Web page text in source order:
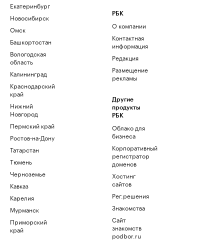
Екатеринбург
Новосибирск
Омск
Башкортостан
Вологодская
область
Калининград
Краснодарский
край
Нижний
Новгород
Пермский край
Ростов-на-Дону
Татарстан
Тюмень
Черноземье
Кавказ
Карелия
Мурманск
Приморский
край
РБК
О компании
Контактная
информация
Редакция
Размещение
рекламы
Другие
продукты
РБК
Облако для
бизнеса
Корпоративный
регистратор
доменов
Хостинг
сайтов
Рег.решения
Знакомства
Сайт
знакомств
podbor.ru